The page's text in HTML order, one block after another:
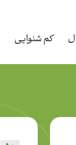
کم شنوایی